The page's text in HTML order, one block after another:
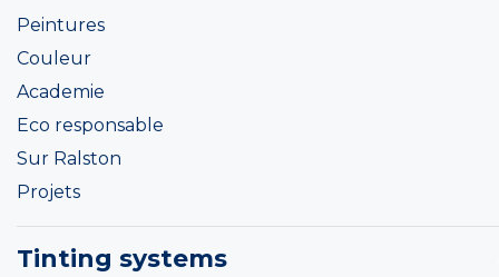
Peintures
Couleur
Academie
Eco responsable
Sur Ralston
Projets
Tinting systems